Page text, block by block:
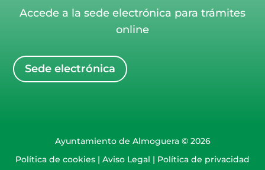
Accede a la sede electrónica para trámites
online
Sede electrónica
Ayuntamiento de Almoguera © 2026
Política de cookies | Aviso Legal | Política de privacidad